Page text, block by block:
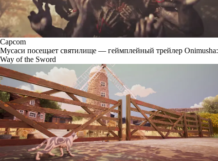
Capcom
Мусаси посещает святилище — геймплейный трейлер Onimusha:
Way of the Sword